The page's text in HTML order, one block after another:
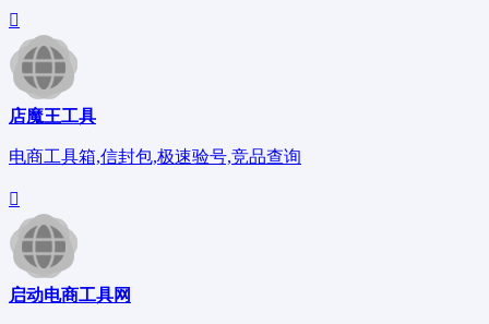
店魔王工具
电商工具箱,信封包,极速验号,竞品查询
启动电商工具网